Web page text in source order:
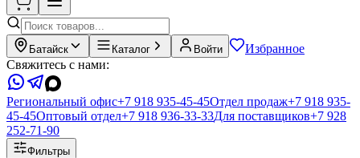
Батайск Каталог Войти
Избранное
Свяжитесь с нами:
Региональный офис+7 918 935-45-45Отдел продаж+7 918 935-
45-45Оптовый отдел+7 918 936-33-33Для поставщиков+7 928
252-71-90
Фильтры